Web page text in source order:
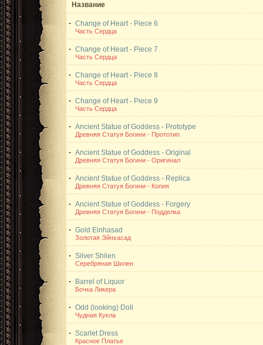
Название
Change of Heart - Piece 6
Часть Сердца
Change of Heart - Piece 7
Часть Сердца
Change of Heart - Piece 8
Часть Сердца
Change of Heart - Piece 9
Часть Сердца
Ancient Statue of Goddess - Prototype
Древняя Статуя Богини - Прототип
Ancient Statue of Goddess - Original
Древняя Статуя Богини - Оригинал
Ancient Statue of Goddess - Replica
Древняя Статуя Богини - Копия
Ancient Statue of Goddess - Forgery
Древняя Статуя Богини - Подделка
Gold Einhasad
Золотая Эйнхасад
Silver Shilen
Серебряная Шилен
Barrel of Liquor
Бочка Ликера
Odd (looking) Doll
Чудная Кукла
Scarlet Dress
Красное Платье